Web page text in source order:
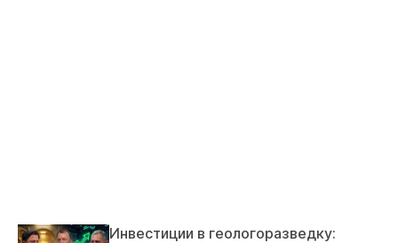
Инвестиции в геологоразведку: